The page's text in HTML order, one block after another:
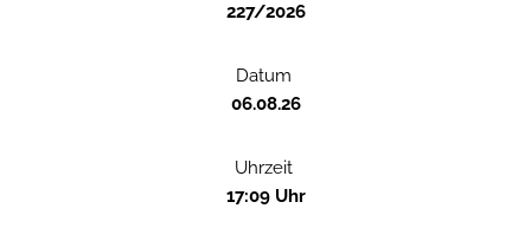
227/2026
Datum
06.08.26
Uhrzeit
17:09 Uhr